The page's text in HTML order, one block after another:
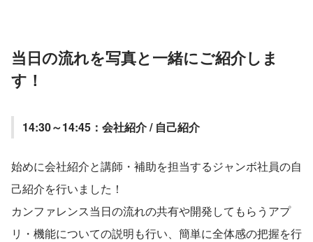
当日の流れを写真と一緒にご紹介しま
す！
14:30～14:45：会社紹介 / 自己紹介
始めに会社紹介と講師・補助を担当するジャンボ社員の自
己紹介を行いました！
カンファレンス当日の流れの共有や開発してもらうアプ
リ・機能についての説明も行い、簡単に全体感の把握を行